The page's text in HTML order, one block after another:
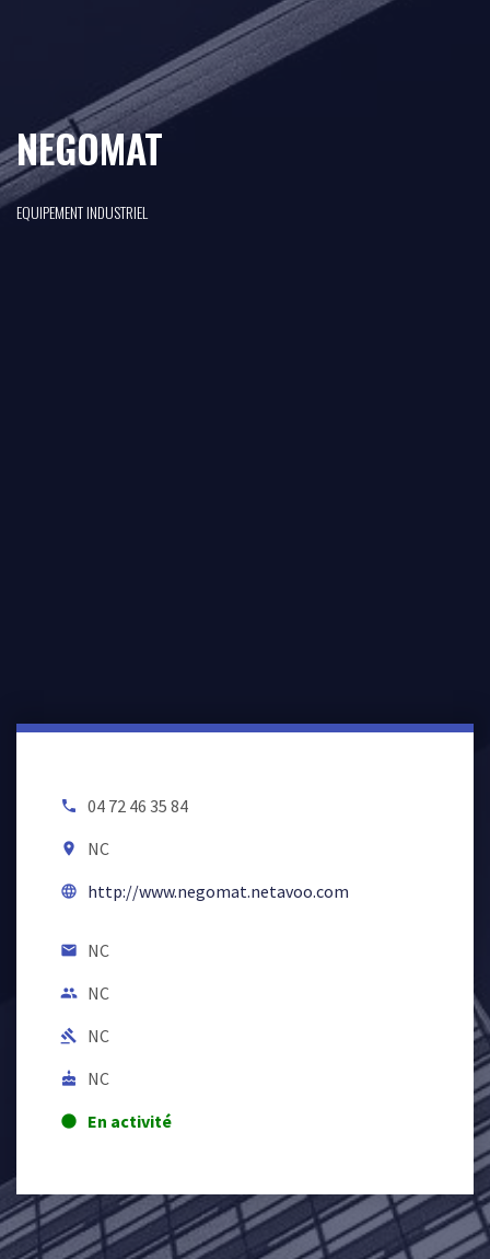
NEGOMAT
EQUIPEMENT INDUSTRIEL
local_phone 04 72 46 35 84
room NC
language http://www.negomat.netavoo.com
email NC
people NC
gavel NC
cake NC
lens En activité